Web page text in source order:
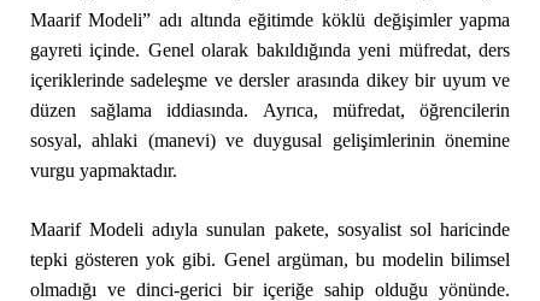
Maarif Modeli” adı altında eğitimde köklü değişimler yapma
gayreti içinde. Genel olarak bakıldığında yeni müfredat, ders
içeriklerinde sadeleşme ve dersler arasında dikey bir uyum ve
düzen sağlama iddiasında. Ayrıca, müfredat, öğrencilerin
sosyal, ahlaki (manevi) ve duygusal gelişimlerinin önemine
vurgu yapmaktadır.
Maarif Modeli adıyla sunulan pakete, sosyalist sol haricinde
tepki gösteren yok gibi. Genel argüman, bu modelin bilimsel
olmadığı ve dinci-gerici bir içeriğe sahip olduğu yönünde.